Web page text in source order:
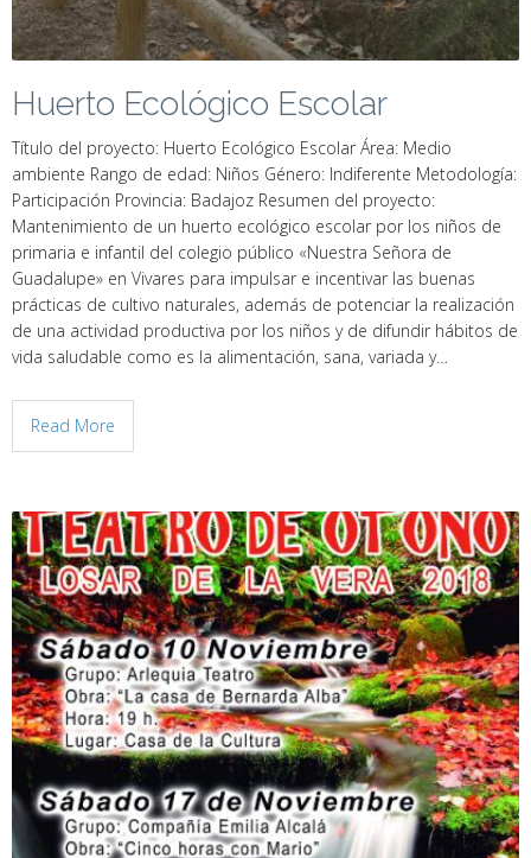
Huerto Ecológico Escolar
Título del proyecto: Huerto Ecológico Escolar Área: Medio
ambiente Rango de edad: Niños Género: Indiferente Metodología:
Participación Provincia: Badajoz Resumen del proyecto:
Mantenimiento de un huerto ecológico escolar por los niños de
primaria e infantil del colegio público «Nuestra Señora de
Guadalupe» en Vivares para impulsar e incentivar las buenas
prácticas de cultivo naturales, además de potenciar la realización
de una actividad productiva por los niños y de difundir hábitos de
vida saludable como es la alimentación, sana, variada y…
Read More